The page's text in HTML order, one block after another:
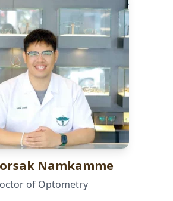
Namkamme
of Optometry